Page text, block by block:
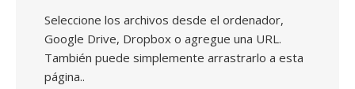
Seleccione los archivos desde el ordenador,
Google Drive, Dropbox o agregue una URL.
También puede simplemente arrastrarlo a esta
página..